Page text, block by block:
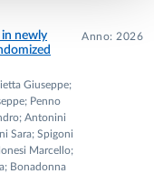
studio degli effetti
inclusi metaboliti
sulla regolazione
meccanismi
newly
Giuseppe;
Penno
Antonini
Sara; Spigoni
Marcello;
Bonadonna
Anno: 2026